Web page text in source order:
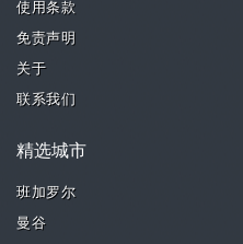
使用条款
免责声明
关于
联系我们
精选城市
班加罗尔
曼谷